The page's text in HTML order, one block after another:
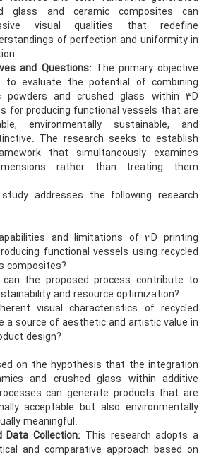
glass and ceramic composites can
visual qualities that redefine
of perfection and uniformity in
and Questions: The primary objective
evaluate the potential of combining
powders and crushed glass within 3D
for producing functional vessels that are
environmentally sustainable, and
The research seeks to establish
that simultaneously examines
rather than treating them
addresses the following research
and limitations of 3D printing
functional vessels using recycled
composites?
the proposed process contribute to
and resource optimization?
visual characteristics of recycled
a source of aesthetic and artistic value in
design?
on the hypothesis that the integration
and crushed glass within additive
can generate products that are
acceptable but also environmentally
meaningful.
Data Collection: This research adopts a
and comparative approach based on